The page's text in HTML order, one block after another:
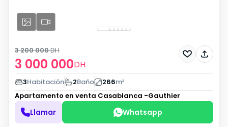
3 000 000DH
3 200 000DH
3Habitación 2Baño 266m²
Apartamento en venta Casablanca -Gauthier
Llamar Whatsapp